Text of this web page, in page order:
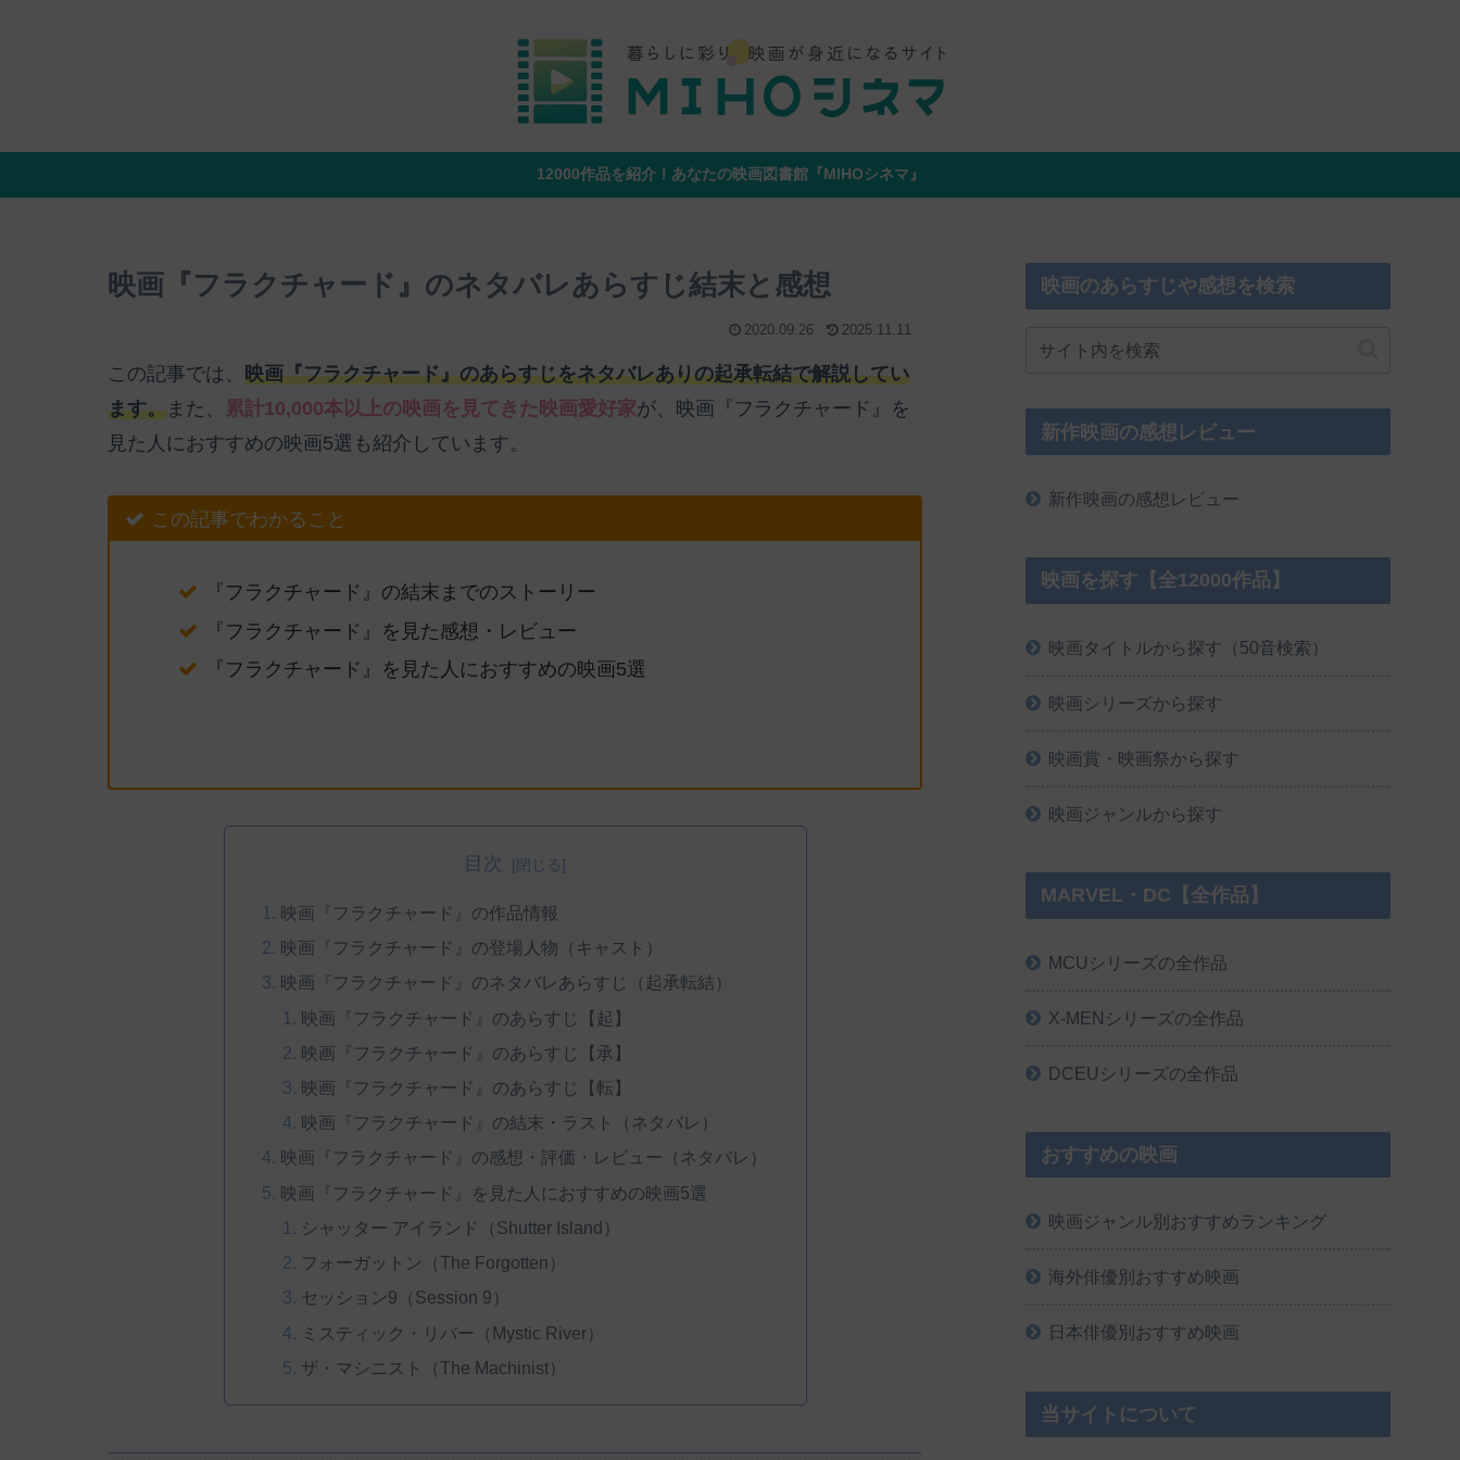
12000作品を紹介！あなたの映画図書館『MIHOシネマ』
映画『フラクチャード』のネタバレあらすじ結末と感想
2020.09.26 2025.11.11
この記事では、 映画『フラクチャード』のあらすじをネタバレありの起承転結で解説してい
ます。 また、 累計10,000本以上の映画を見てきた映画愛好家が、映画『フラクチャード』を
見た人におすすめの映画5選も紹介しています。
この記事でわかること
『フラクチャード』の結末までのストーリー
『フラクチャード』を見た感想・レビュー
『フラクチャード』を見た人におすすめの映画5選
目次
映画『フラクチャード』の作品情報
映画『フラクチャード』の登場人物（キャスト）
映画『フラクチャード』のネタバレあらすじ（起承転結）
映画『フラクチャード』のあらすじ【起】
映画『フラクチャード』のあらすじ【承】
映画『フラクチャード』のあらすじ【転】
映画『フラクチャード』の結末・ラスト（ネタバレ）
映画『フラクチャード』の感想・評価・レビュー（ネタバレ）
映画『フラクチャード』を見た人におすすめの映画5選
シャッター アイランド（Shutter Island）
フォーガットン（The Forgotten）
セッション9（Session 9）
ミスティック・リバー（Mystic River）
ザ・マシニスト（The Machinist）
映画のあらすじや感想を検索
新作映画の感想レビュー
新作映画の感想レビュー
映画を探す【全12000作品】
映画タイトルから探す（50音検索）
映画シリーズから探す
映画賞・映画祭から探す
映画ジャンルから探す
MARVEL・DC【全作品】
MCUシリーズの全作品
X-MENシリーズの全作品
DCEUシリーズの全作品
おすすめの映画
映画ジャンル別おすすめランキング
海外俳優別おすすめ映画
日本俳優別おすすめ映画
当サイトについて